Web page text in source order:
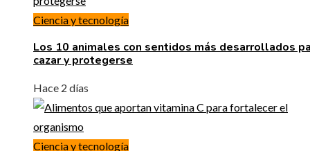
Ciencia y tecnología
Los 10 animales con sentidos más desarrollados
cazar y protegerse
Hace 2 días
Ciencia y tecnología